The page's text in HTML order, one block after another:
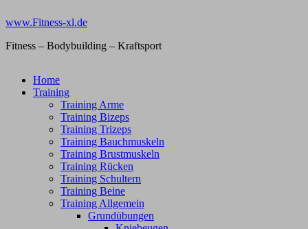
Inhalt
www.Fitness-xl.de
Fitness – Bodybuilding – Kraftsport
Home
Training
Training Arme
Training Bizeps
Training Trizeps
Training Bauchmuskeln
Training Brustmuskeln
Training Rücken
Training Schultern
Training Beine
Training Allgemein
Grundübungen